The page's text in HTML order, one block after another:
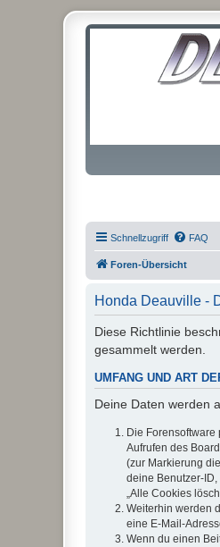
Schnellzugriff FAQ
Foren-Übersicht
Honda Deauville -
Diese Richtlinie
gesammelt werden.
UMFANG UND ART
Deine Daten werden
Die
Aufrufen des
(zur Markierung
deine Benutzer-
„Alle Cookies
Weiterhin werden
eine E-Mail-
Wenn du einen